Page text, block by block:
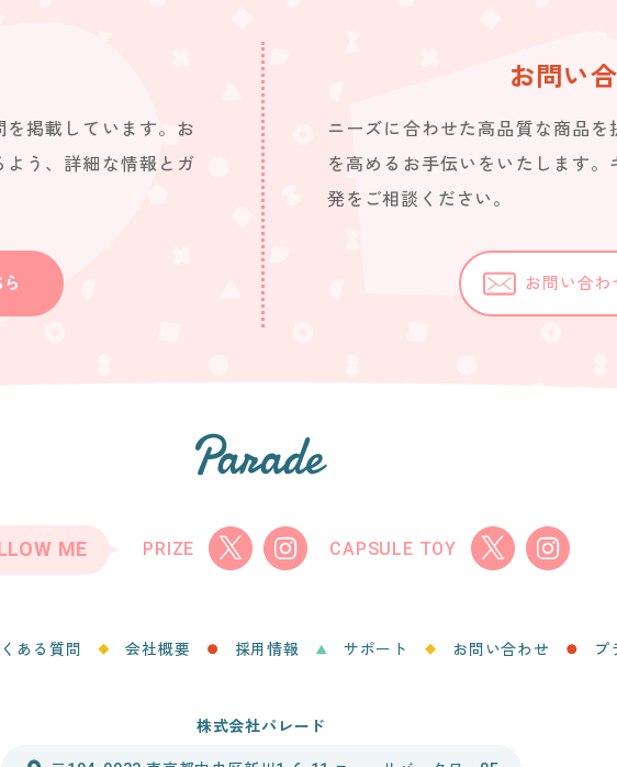
掲載しています。お
う、詳細な情報とガ
お問い
ニーズに合わせた高品質な商品
を高めるお手伝いをいたします
発をご相談ください。
お問い合わ
ME PRIZE CAPSULE TOY
くある質問 会社概要 採用情報 サポート お問い合わせ プ
株式会社パレード